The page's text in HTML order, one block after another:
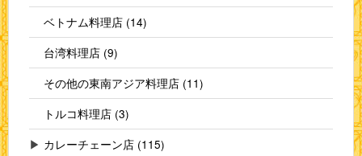
ベトナム料理店 (14)
台湾料理店 (9)
その他の東南アジア料理店 (11)
トルコ料理店 (3)
▶ カレーチェーン店 (115)